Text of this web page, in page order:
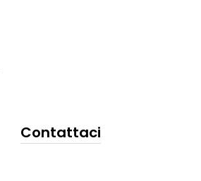
Contattaci